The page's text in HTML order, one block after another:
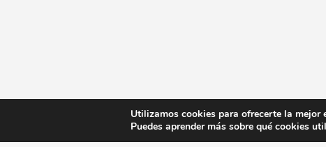
Utilizamos cookies para ofrecerte la mejor
Puedes aprender más sobre qué cookies